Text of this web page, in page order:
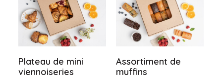
Plateau de mini
viennoiseries
Assortiment de
muffins